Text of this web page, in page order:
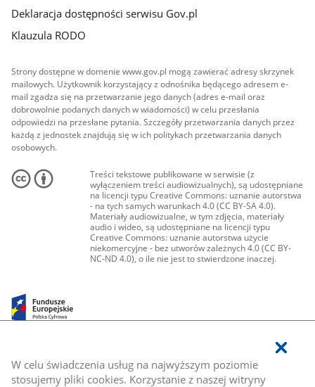
W celu świadczenia usług na najwyższym poziomie
stosujemy pliki cookies. Korzystanie z naszej witryny
Deklaracja dostępności serwisu Gov.pl
Klauzula RODO
Strony dostępne w domenie www.gov.pl mogą zawierać adresy skrzynek
mailowych. Użytkownik korzystający z odnośnika będącego adresem e-
mail zgadza się na przetwarzanie jego danych (adres e-mail oraz
dobrowolnie podanych danych w wiadomości) w celu przesłania
odpowiedzi na przesłane pytania. Szczegóły przetwarzania danych przez
każdą z jednostek znajdują się w ich politykach przetwarzania danych
osobowych.
Treści tekstowe publikowane w serwisie (z
wyłączeniem treści audiowizualnych), są udostępniane
na licencji typu Creative Commons: uznanie autorstwa
- na tych samych warunkach 4.0 (CC BY-SA 4.0).
Materiały audiowizualne, w tym zdjęcia, materiały
audio i wideo, są udostępniane na licencji typu
Creative Commons: uznanie autorstwa użycie
niekomercyjne - bez utworów zależnych 4.0 (CC BY-
NC-ND 4.0), o ile nie jest to stwierdzone inaczej.